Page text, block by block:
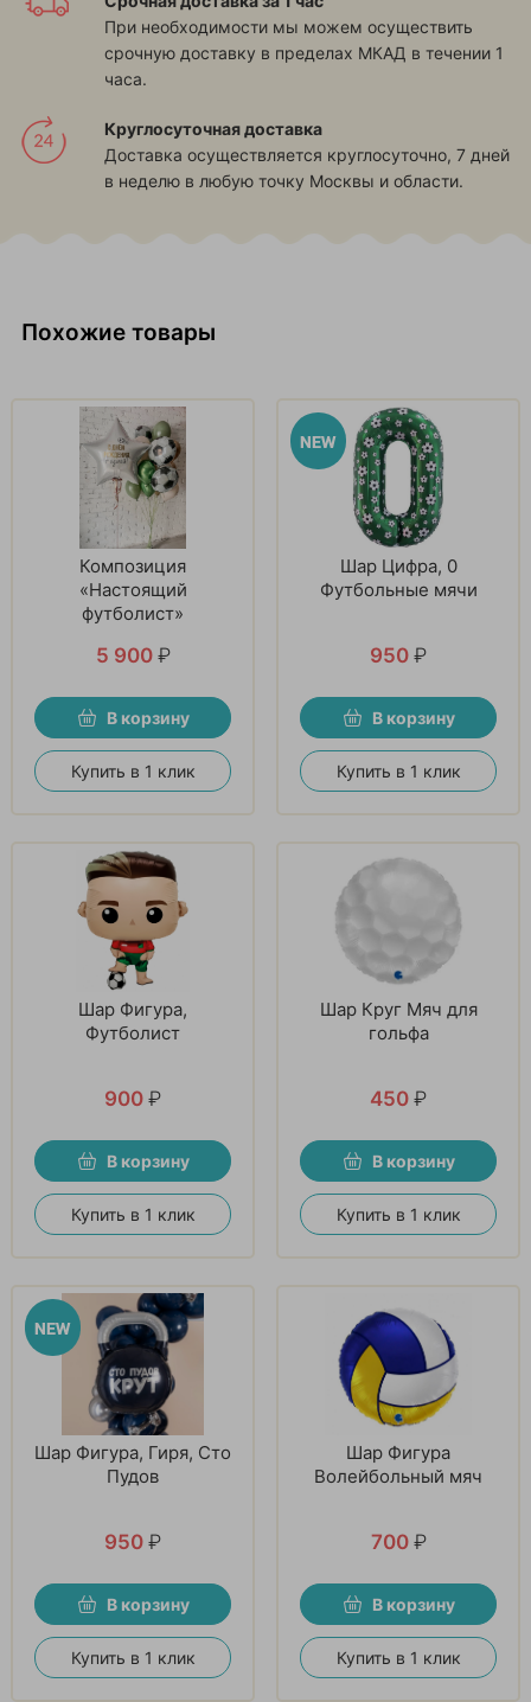
При необходимости мы можем осуществить
срочную доставку в пределах МКАД в течении 1
часа.
Круглосуточная доставка
Доставка осуществляется круглосуточно, 7 дней
в неделю в любую точку Москвы и области.
Похожие товары
Композиция
«Настоящий
футболист»
5 900 ₽
В корзину
Купить в 1 клик
Шар Цифра, 0
Футбольные мячи
950 ₽
В корзину
Купить в 1 клик
Шар Фигура,
Футболист
900 ₽
В корзину
Купить в 1 клик
Шар Круг Мяч для
гольфа
450 ₽
В корзину
Купить в 1 клик
Шар Фигура, Гиря, Сто
Пудов
950 ₽
В корзину
Купить в 1 клик
Шар Фигура
Волейбольный мяч
700 ₽
В корзину
Купить в 1 клик